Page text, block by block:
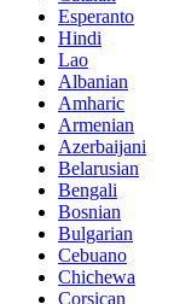
Esperanto
Hindi
Lao
Albanian
Amharic
Armenian
Azerbaijani
Belarusian
Bengali
Bosnian
Bulgarian
Cebuano
Chichewa
Corsican